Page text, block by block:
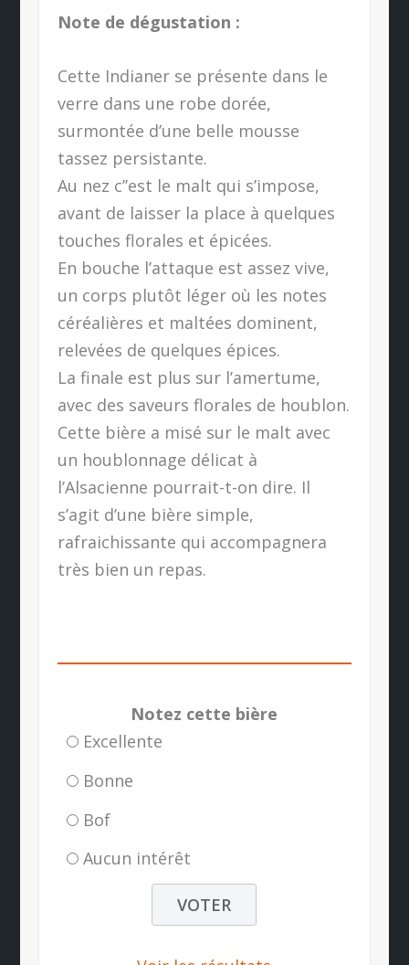
Note de dégustation :
Cette Indianer se présente dans le
verre dans une robe dorée,
surmontée d’une belle mousse
tassez persistante.
Au nez c’’est le malt qui s’impose,
avant de laisser la place à quelques
touches florales et épicées.
En bouche l’attaque est assez vive,
un corps plutôt léger où les notes
céréalières et maltées dominent,
relevées de quelques épices.
La finale est plus sur l’amertume,
avec des saveurs florales de houblon.
Cette bière a misé sur le malt avec
un houblonnage délicat à
l’Alsacienne pourrait-t-on dire. Il
s’agit d’une bière simple,
rafraichissante qui accompagnera
très bien un repas.
Notez cette bière
Excellente
Bonne
Bof
Aucun intérêt